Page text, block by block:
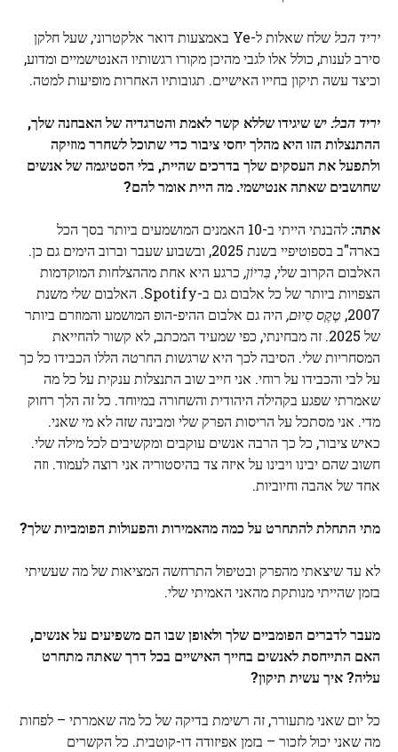
יריד הבל
שלח שאלות ל-Ye באמצעות דואר אלקטרוני, שעל חלקן
סירב לענות, כולל אלו לגבי מהיכן מקורו רגשותיו האנטישמיים ומדוע,
וכיצד עשה תיקון בחייו האישיים. תגובותיו האחרות מופיעות למטה.
יריד הבל:יש שיגידו שללא קשר לאמת והטרגדיה של האבחנה שלך,
ההתנצלות הזו היא מהלך יחסי ציבור כדי שתוכל לשחרר מוזיקה
ולתפעל את העסקים שלך בדרכים שהיית, בלי הסטיגמה של אנשים
שחושבים שאתה אנטישמי. מה היית אומר להם?
אתה:
להבנתי הייתי ב-10 האמנים המושמעים ביותר בסך הכל
בארה"ב בספוטיפיי בשנת 2025, ובשבוע שעבר וברוב הימים גם כן.
האלבום הקרוב שלי, בִּריוֹן, כרגע היא אחת מההצלחות המוקדמות
הצפויות ביותר של כל אלבום גם ב-Spotify. האלבום שלי משנת
2007, טֶקֶס סִיוּם, היה גם אלבום ההיפ-הופ המושמע והמוזרם ביותר
של 2025. זה מבחינתי, כפי שמעיד המכתב, לא קשור להחייאת
המסחריות שלי. הסיבה לכך היא שרגשות החרטה הללו הכבידו כל כך
על לבי והכבידו על רוחי. אני חייב שוב התנצלות ענקית על כל מה
שאמרתי שפגע בקהילה היהודית והשחורה במיוחד. כל זה הלך רחוק
מדי. אני מסתכל על הריסות הפרק שלי ומבינה שזה לא מי שאני.
כאיש ציבור, כל כך הרבה אנשים עוקבים ומקשיבים לכל מילה שלי.
חשוב שהם יבינו ויבינו על איזה צד בהיסטוריה אני רוצה לעמוד. וזה
אחד של אהבה וחיוביות.
מתי התחלת להתחרט על כמה מהאמירות והפעולות הפומביות שלך?
לא עד שיצאתי מהפרק ובטיפול התרחשה המציאות של מה שעשיתי
בזמן שהייתי מנותקת מהאני האמיתי שלי.
מעבר לדברים הפומביים שלך ולאופן שבו הם משפיעים על אנשים,
האם התייחסת לאנשים בחייך האישיים בכל דרך שאתה מתחרט
עליה? איך עשית תיקון?
כל יום שאני מתעורר, זה רשימת בדיקה של כל מה שאמרתי – לפחות
מה שאני יכול לזכור – בזמן אפיזודה דו-קוטבית. כל הקשרים